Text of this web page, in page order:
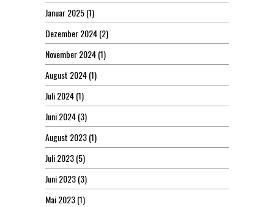
Januar 2025(1)
Dezember 2024(2)
November 2024(1)
August 2024(1)
Juli 2024(1)
Juni 2024(3)
August 2023(1)
Juli 2023(5)
Juni 2023(3)
Mai 2023(1)